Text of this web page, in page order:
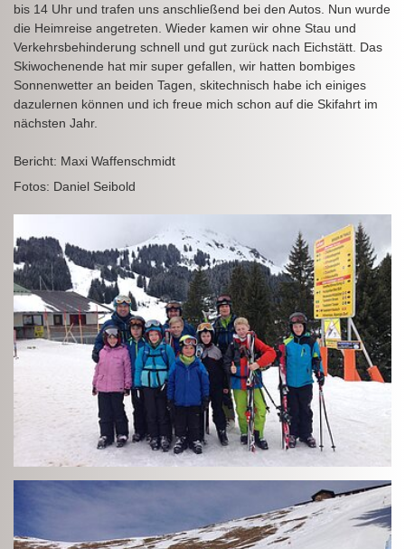
bis 14 Uhr und trafen uns anschließend bei den Autos. Nun wurde
die Heimreise angetreten. Wieder kamen wir ohne Stau und
Verkehrsbehinderung schnell und gut zurück nach Eichstätt. Das
Skiwochenende hat mir super gefallen, wir hatten bombiges
Sonnenwetter an beiden Tagen, skitechnisch habe ich einiges
dazulernen können und ich freue mich schon auf die Skifahrt im
nächsten Jahr.
Bericht: Maxi Waffenschmidt
Fotos: Daniel Seibold